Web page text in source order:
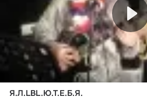
Я.Л.LBL.Ю.Т.Е.Б.Я.